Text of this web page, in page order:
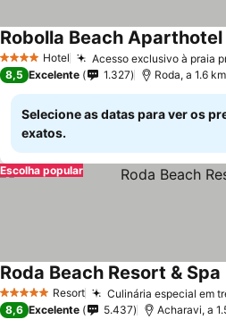
4 EstrelasHotel Acesso exclusivo à praia
Robolla Beach Aparthotel
8,5 Excelente 1.327 Roda, a 1.6
Selecione as datas para ver os
exatos.
Escolha popular
5 Estrelas Resort Culinária especial em
Roda Beach Resort & Spa
8,6 Excelente 5.437 Acharavi, a